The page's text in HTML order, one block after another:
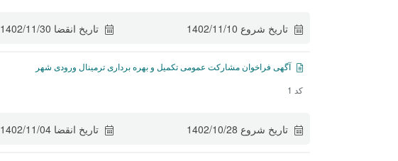
تاریخ شروع 1402/11/10 تاریخ انقضا 1402/11/30
آگهی فراخوان مشارکت عمومی تکمیل و بهره برداری ترمینال ورودی شهر
کد 1
تاریخ شروع 1402/10/28 تاریخ انقضا 1402/11/04